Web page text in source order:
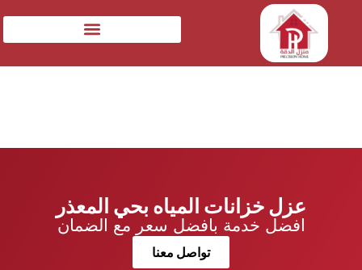
عزل خزانات المياه بحي المعذر
افضل خدمة بافضل سعر مع الضمان
تواصل معنا